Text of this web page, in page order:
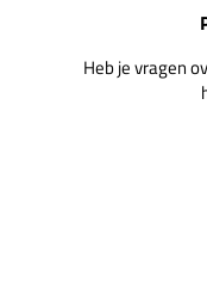
Heb je vragen